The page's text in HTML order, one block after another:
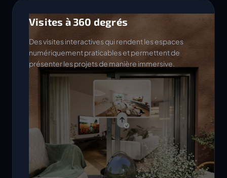
Visites à 360 degrés
Des visites interactives qui rendent les espaces
numériquement praticables et permettent de
présenter les projets de manière immersive.